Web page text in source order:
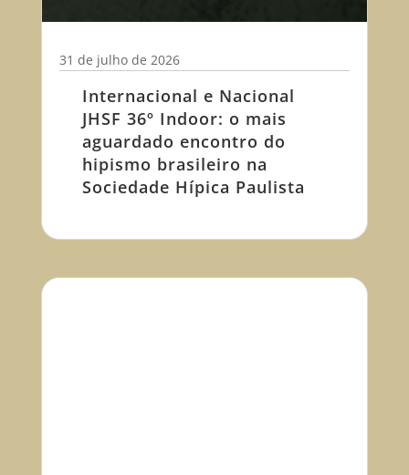
Internacional e Nacional
JHSF 36º Indoor: o mais
aguardado encontro do
hipismo brasileiro na
Sociedade Hípica Paulista
31 de julho de 2026